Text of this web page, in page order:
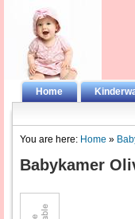
Home
You are here: Home »
Babykamer